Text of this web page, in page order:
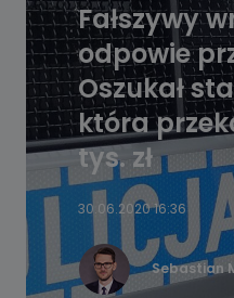
Fałszywy
odpowie
Oszukał
która
tys. zł
30.06.2020 16:36
Sebastian